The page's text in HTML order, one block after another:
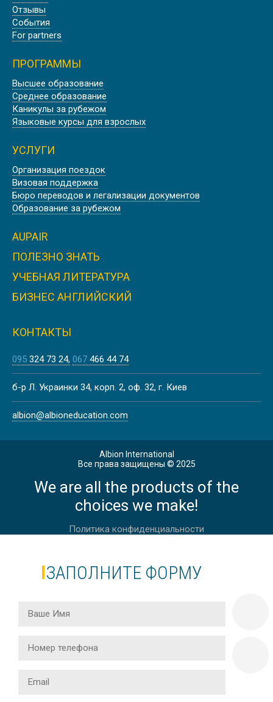
Отзывы
События
For partners
ПРОГРАММЫ
Высшее образование
Среднее образование
Каникулы за рубежом
Языковые курсы для взрослых
УСЛУГИ
Организация поездок
Визовая поддержка
Бюро переводов и легализации документов
Образование за рубежом
AUPAIR
ПОЛЕЗНО ЗНАТЬ
УЧЕБНАЯ ЛИТЕРАТУРА
БИЗНЕС АНГЛИЙСКИЙ
КОНТАКТЫ
095 324 73 24 067 466 44 74
б-р Л. Украинки 34, корп. 2, оф. 32, г. Киев
albion@albioneducation.com
Albion International
Все права защищены © 2025
We are all the products of the
choices we make!
Политика конфиденциальности
ЗАПОЛНИТЕ ФОРМУ